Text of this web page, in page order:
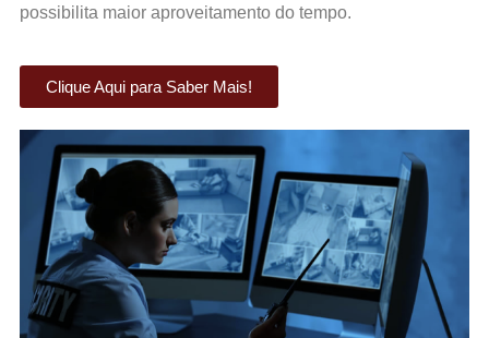
possibilita maior aproveitamento do tempo.
Clique Aqui para Saber Mais!